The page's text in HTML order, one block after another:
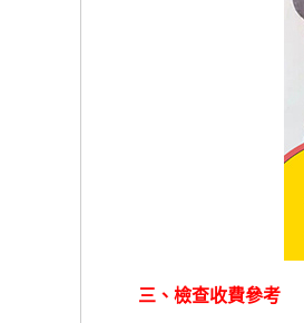
三、檢查收費參考